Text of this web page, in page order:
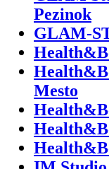
Pezinok
GLAM-
Mesto